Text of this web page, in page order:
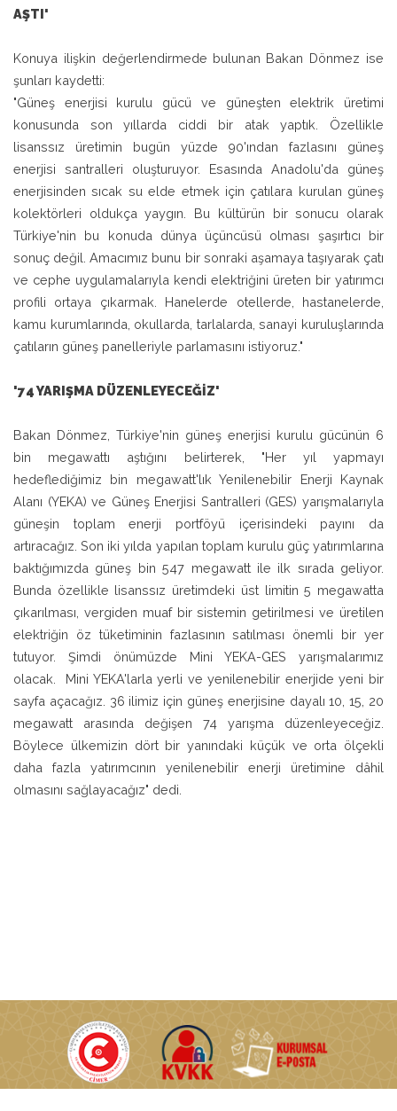
AŞTI'
Konuya ilişkin değerlendirmede bulunan Bakan Dönmez ise
şunları kaydetti:
"Güneş enerjisi kurulu gücü ve güneşten elektrik üretimi
konusunda son yıllarda ciddi bir atak yaptık. Özellikle
lisanssız üretimin bugün yüzde 90'ından fazlasını güneş
enerjisi santralleri oluşturuyor. Esasında Anadolu'da güneş
enerjisinden sıcak su elde etmek için çatılara kurulan güneş
kolektörleri oldukça yaygın. Bu kültürün bir sonucu olarak
Türkiye'nin bu konuda dünya üçüncüsü olması şaşırtıcı bir
sonuç değil. Amacımız bunu bir sonraki aşamaya taşıyarak çatı
ve cephe uygulamalarıyla kendi elektriğini üreten bir yatırımcı
profili ortaya çıkarmak. Hanelerde otellerde, hastanelerde,
kamu kurumlarında, okullarda, tarlalarda, sanayi kuruluşlarında
çatıların güneş panelleriyle parlamasını istiyoruz."
'74 YARIŞMA DÜZENLEYECEĞİZ'
Bakan Dönmez, Türkiye'nin güneş enerjisi kurulu gücünün 6
bin megawattı aştığını belirterek, "Her yıl yapmayı
hedeflediğimiz bin megawatt'lık Yenilenebilir Enerji Kaynak
Alanı (YEKA) ve Güneş Enerjisi Santralleri (GES) yarışmalarıyla
güneşin toplam enerji portföyü içerisindeki payını da
artıracağız. Son iki yılda yapılan toplam kurulu güç yatırımlarına
baktığımızda güneş bin 547 megawatt ile ilk sırada geliyor.
Bunda özellikle lisanssız üretimdeki üst limitin 5 megawatta
çıkarılması, vergiden muaf bir sistemin getirilmesi ve üretilen
elektriğin öz tüketiminin fazlasının satılması önemli bir yer
tutuyor. Şimdi önümüzde Mini YEKA-GES yarışmalarımız
olacak. Mini YEKA'larla yerli ve yenilenebilir enerjide yeni bir
sayfa açacağız. 36 ilimiz için güneş enerjisine dayalı 10, 15, 20
megawatt arasında değişen 74 yarışma düzenleyeceğiz.
Böylece ülkemizin dört bir yanındaki küçük ve orta ölçekli
daha fazla yatırımcının yenilenebilir enerji üretimine dâhil
olmasını sağlayacağız" dedi.